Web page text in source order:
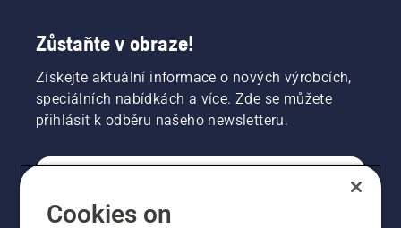
Zůstaňte v obraze!
Získejte aktuální informace o nových výrobcích,
speciálních nabídkách a více. Zde se můžete
přihlásit k odběru našeho newsletteru.
Cookies on